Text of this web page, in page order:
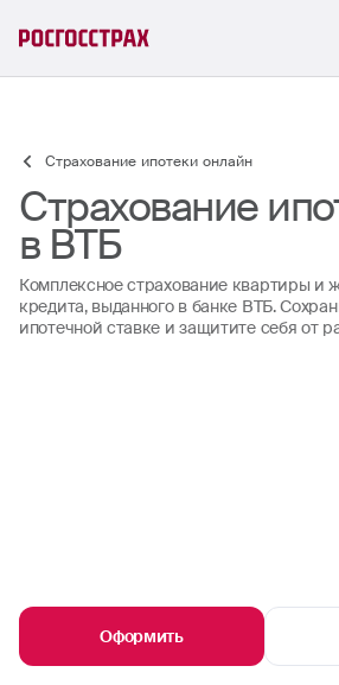
Страхование ипотеки онлайн
Страхование
в ВТБ
Комплексное страхование квартиры и
кредита, выданного в банке ВТБ.
ипотечной ставке и защитите себя от
Оформить